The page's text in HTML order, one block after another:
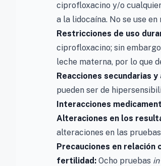
ciprofloxacino y/o
a la lidocaína. No se use
Restricciones de uso
ciprofloxacino; sin
leche materna, por lo que
Reacciones secundarias y
pueden ser de
Interacciones
Alteraciones en los
alteraciones en las
Precauciones en
fertilidad: Ocho pruebas